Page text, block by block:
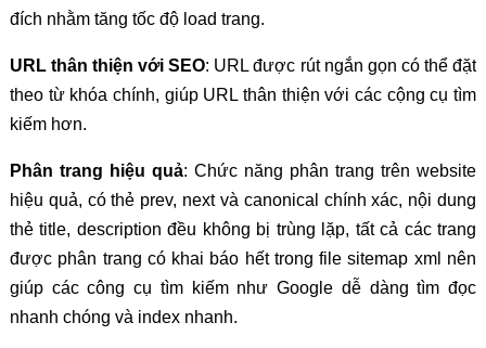
đích nhằm tăng tốc độ load trang.
URL thân thiện với SEO: URL được rút ngắn gọn có thể đặt
theo từ khóa chính, giúp URL thân thiện với các cộng cụ tìm
kiếm hơn.
Phân trang hiệu quả: Chức năng phân trang trên website
hiệu quả, có thẻ prev, next và canonical chính xác, nội dung
thẻ title, description đều không bị trùng lặp, tất cả các trang
được phân trang có khai báo hết trong file sitemap xml nên
giúp các công cụ tìm kiếm như Google dễ dàng tìm đọc
nhanh chóng và index nhanh.